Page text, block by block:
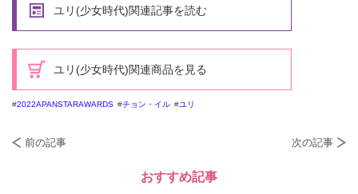
ユリ(少女時代)関連記事を読む
ユリ(少女時代)関連商品を見る
2022APANSTARAWARDS チョン・イル ユリ
前の記事 次の記事
おすすめ記事